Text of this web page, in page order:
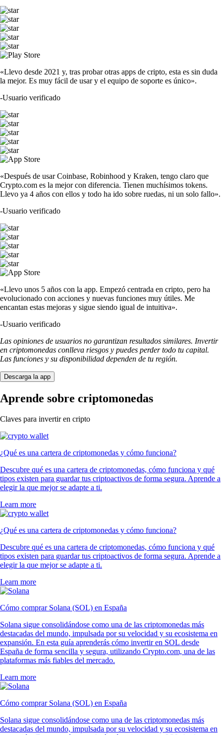
«Llevo desde 2021 y, tras probar otras apps de cripto, esta es sin duda
la mejor. Es muy fácil de usar y el equipo de soporte es único».
-Usuario verificado
«Después de usar Coinbase, Robinhood y Kraken, tengo claro que
Crypto.com es la mejor con diferencia. Tienen muchísimos tokens.
Llevo ya 4 años con ellos y todo ha ido sobre ruedas, ni un solo fallo».
-Usuario verificado
«Llevo unos 5 años con la app. Empezó centrada en cripto, pero ha
evolucionado con acciones y nuevas funciones muy útiles. Me
encantan estas mejoras y sigue siendo igual de intuitiva».
-Usuario verificado
Las opiniones de usuarios no garantizan resultados similares. Invertir
en criptomonedas conlleva riesgos y puedes perder todo tu capital.
Las funciones y su disponibilidad dependen de tu región.
Descarga la app
Aprende sobre criptomonedas
Claves para invertir en cripto
¿Qué es una cartera de criptomonedas y cómo funciona?
Descubre qué es una cartera de criptomonedas, cómo funciona y qué
tipos existen para guardar tus criptoactivos de forma segura. Aprende a
elegir la que mejor se adapte a ti.
Learn more
¿Qué es una cartera de criptomonedas y cómo funciona?
Descubre qué es una cartera de criptomonedas, cómo funciona y qué
tipos existen para guardar tus criptoactivos de forma segura. Aprende a
elegir la que mejor se adapte a ti.
Learn more
Cómo comprar Solana (SOL) en España
Solana sigue consolidándose como una de las criptomonedas más
destacadas del mundo, impulsada por su velocidad y su ecosistema en
expansión. En esta guía aprenderás cómo invertir en SOL desde
España de forma sencilla y segura, utilizando Crypto.com, una de las
plataformas más fiables del mercado.
Learn more
Cómo comprar Solana (SOL) en España
Solana sigue consolidándose como una de las criptomonedas más
destacadas del mundo, impulsada por su velocidad y su ecosistema en